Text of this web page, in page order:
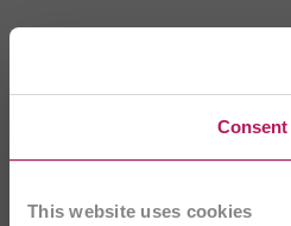
Consent
This website uses cookies